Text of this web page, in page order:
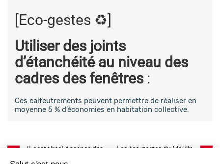
[Eco-gestes ♻️]
Utiliser des joints
d’étanchéité au niveau des
cadres des fenêtres:
Ces calfeutrements peuvent permettre de réaliser en
moyenne 5 % d’économies en habitation collective.
Post[Locataires] Absence des
équipes lundi 6 juin 2022
Les éco-gestes du Moulin